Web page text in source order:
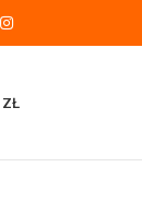
ZŁ